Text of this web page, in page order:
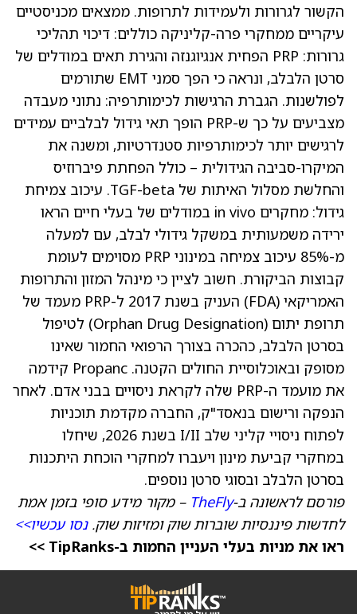
הקשור לגרורות ולעמידות לתרופות. ממצאים מכניסטיים
עיקריים ממחקרי פרה-קליניקה כוללים: דיכוי תהליכי
גרורות: PRP הפחית אנגיוגנזה והגירת תאים במודלים של
סרטן הלבלב, ונראה כי הפך סמני EMT שתורמים
לפולשנות. הגברת הרגישות לכימותרפיה: נתוני מעבדה
מצביעים על כך ש-PRP הופך תאי גידול לבלביים עמידים
לרגישים יותר לכימותרפיות סטנדרטיות, ומשנה את
המיקרו-סביבה הגידולית – כולל הפחתת פיברוזיס
והחלשת מסלול האיתות של TGF-beta. עיכוב צמיחת
גידול: מחקרים in vivo במודלים של בעלי חיים הראו
ירידה משמעותית במשקל גידולי לבלב, עם למעלה
מ-85% עיכוב צמיחה במינוני PRP מסוימים לעומת
קבוצות הביקורת. חשוב לציין כי מינהל המזון והתרופות
האמריקאי (FDA) העניק בשנת 2017 ל-PRP מעמד של
תרופת יתום (Orphan Drug Designation) לטיפול
בסרטן הלבלב, כהכרה בצורך הרפואי החמור שאינו
מסופק ובאוכלוסיית החולים הקטנה. Propanc קידמה
את מועמד ה-PRP שלה לקראת ניסויים בבני אדם. לאחר
הנפקה ורישום בנאסד"ק, החברה מקדמת תוכניות
לפתוח ניסויי קליני שלב I/II בשנת 2026, שיחלו
במחקרי קביעת מינון ויעברו למחקרי הוכחת היתכנות
בסרטן הלבלב ובסוגי סרטן נוספים.
פורסם לראשונה ב-TheFly – מקור מידע סופי בזמן אמת
לחדשות פיננסיות שוברות שוק ומזיזות שוק.נסו עכשיו>>
ראו את מניות בעלי העניין החמות ב-TipRanks >>